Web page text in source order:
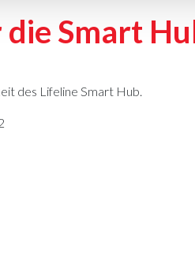
Smart
des Lifeline Smart Hub.